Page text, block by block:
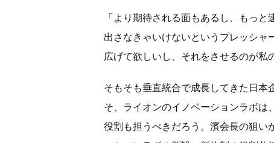
「より期待される面もあるし、もっ
出さなきゃいけないというプレッシャ
広げて欲しいし、それをさせるのが私
そもそも垂直統合で成長してきた日本
そ、ライオンのイノベーションラボは
役割も担うべきだろう。濱会長の狙い